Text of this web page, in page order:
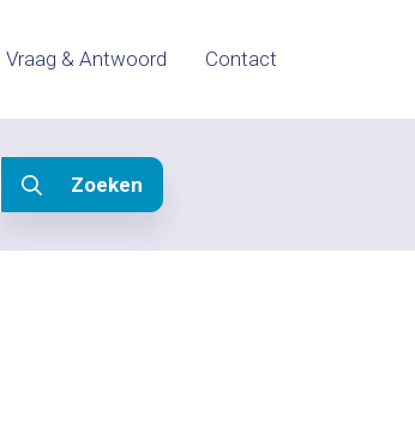
Vraag & Antwoord Contact
Zoeken